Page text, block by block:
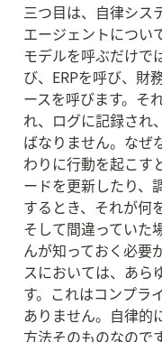
三つ目は、自律シス
エージェントについ
モデルを呼ぶだけで
び、ERPを呼び、財
ースを呼びます。そ
れ、ログに記録され
ばなりません。なぜ
わりに行動を起こす
ードを更新したり、
するとき、それが何
そして間違っていた
んが知っておく必要
スにおいては、あら
す。これはコンプラ
ありません。自律的
方法そのものなのです